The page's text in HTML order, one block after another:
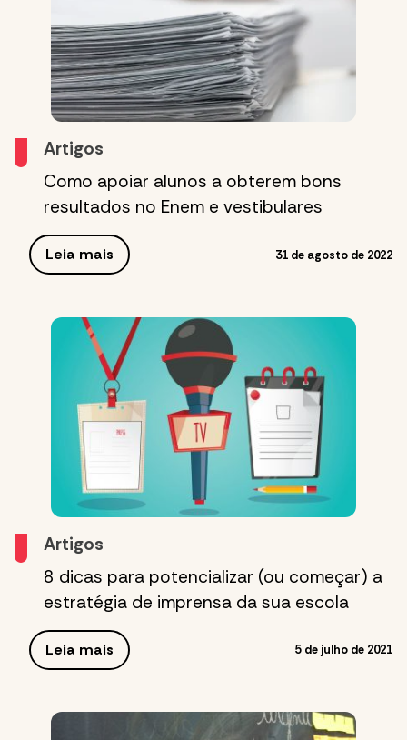
Artigos
Como apoiar alunos a obterem bons
resultados no Enem e vestibulares
Leia mais 31 de agosto de 2022
Artigos
8 dicas para potencializar (ou começar) a
estratégia de imprensa da sua escola
Leia mais 5 de julho de 2021